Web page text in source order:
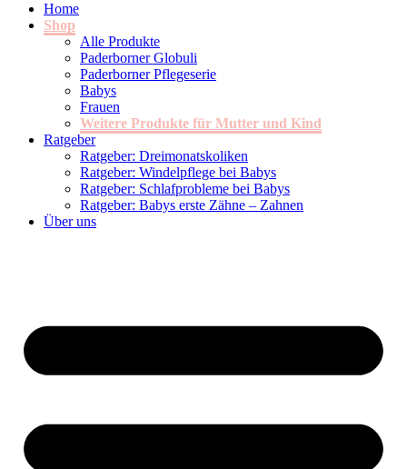
Home
Shop
Alle Produkte
Paderborner Globuli
Paderborner Pflegeserie
Babys
Frauen
Weitere Produkte für Mutter und Kind
Ratgeber
Ratgeber: Dreimonatskoliken
Ratgeber: Windelpflege bei Babys
Ratgeber: Schlafprobleme bei Babys
Ratgeber: Babys erste Zähne – Zahnen
Über uns